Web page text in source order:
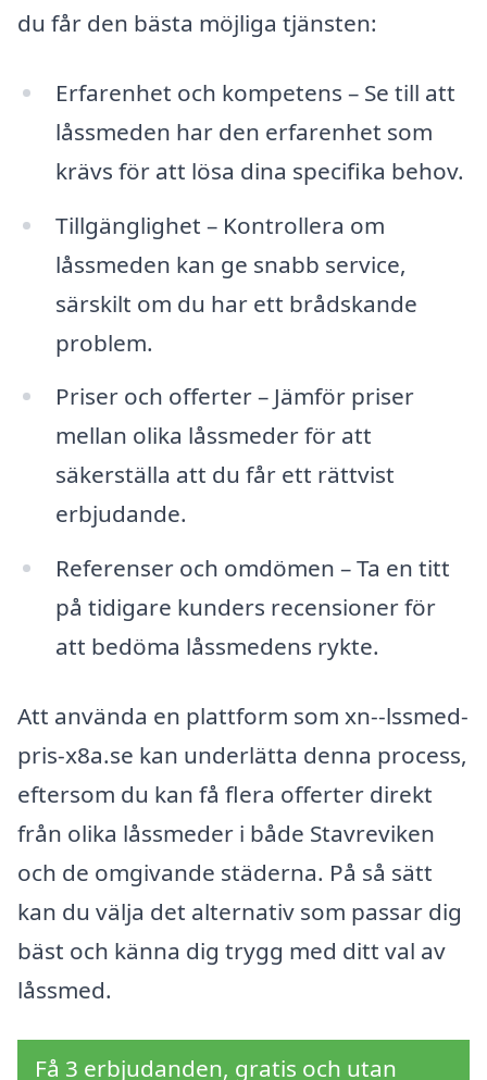
du får den bästa möjliga tjänsten:
Erfarenhet och kompetens – Se till att
låssmeden har den erfarenhet som
krävs för att lösa dina specifika behov.
Tillgänglighet – Kontrollera om
låssmeden kan ge snabb service,
särskilt om du har ett brådskande
problem.
Priser och offerter – Jämför priser
mellan olika låssmeder för att
säkerställa att du får ett rättvist
erbjudande.
Referenser och omdömen – Ta en titt
på tidigare kunders recensioner för
att bedöma låssmedens rykte.
Att använda en plattform som xn--lssmed-
pris-x8a.se kan underlätta denna process,
eftersom du kan få flera offerter direkt
från olika låssmeder i både Stavreviken
och de omgivande städerna. På så sätt
kan du välja det alternativ som passar dig
bäst och känna dig trygg med ditt val av
låssmed.
Få 3 erbjudanden, gratis och utan